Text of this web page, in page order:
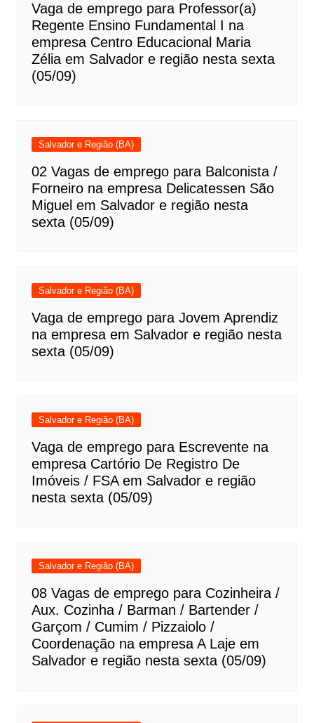
Vaga de emprego para Professor(a)
Regente Ensino Fundamental I na
empresa Centro Educacional Maria
Zélia em Salvador e região nesta sexta
(05/09)
Salvador e Região (BA)
02 Vagas de emprego para Balconista /
Forneiro na empresa Delicatessen São
Miguel em Salvador e região nesta
sexta (05/09)
Salvador e Região (BA)
Vaga de emprego para Jovem Aprendiz
na empresa em Salvador e região nesta
sexta (05/09)
Salvador e Região (BA)
Vaga de emprego para Escrevente na
empresa Cartório De Registro De
Imóveis / FSA em Salvador e região
nesta sexta (05/09)
Salvador e Região (BA)
08 Vagas de emprego para Cozinheira /
Aux. Cozinha / Barman / Bartender /
Garçom / Cumim / Pizzaiolo /
Coordenação na empresa A Laje em
Salvador e região nesta sexta (05/09)